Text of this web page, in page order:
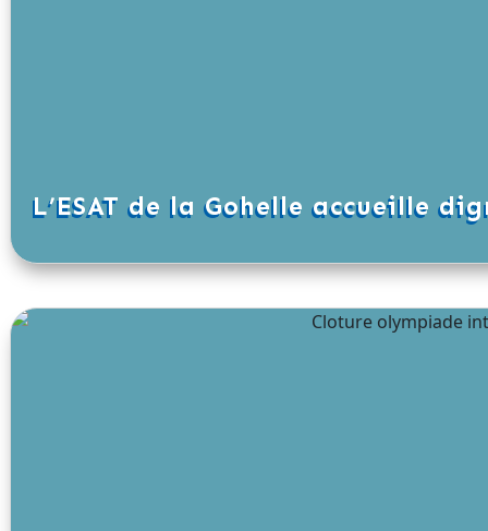
L’ESAT de la Gohelle accueille